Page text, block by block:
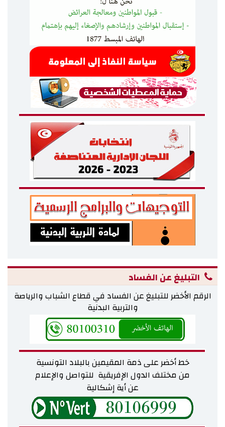
التبليغ عن الفساد
الرقم الأخضر للتبليغ عن الفساد في قطاع الشباب والرياصة
والتربية البدنية
خط أخضر على ذمة المقيمين بالبلاد التونسية
من مختلف الدول الإفريقية للتواصل والإعلام
عن أية إشكالية